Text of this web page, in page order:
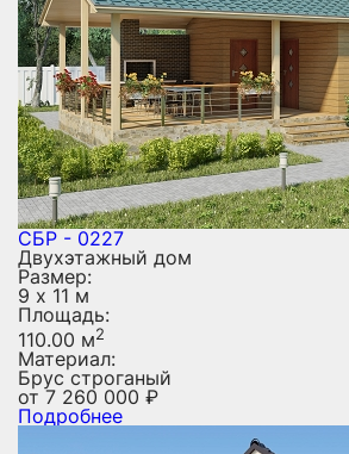
СБР - 0227
Двухэтажный дом
Размер:
9 х 11 м
Площадь:
110.00 м2
Материал:
Брус строганый
от7 260 000 ₽
Подробнее